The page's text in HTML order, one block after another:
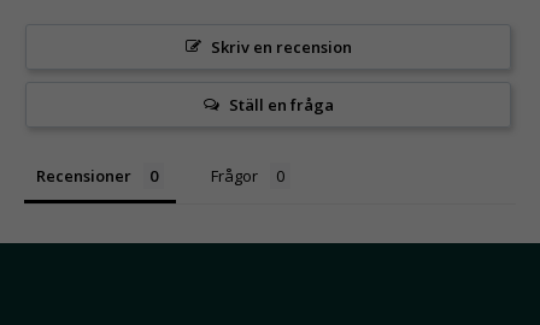
Skriv en recension
Ställ en fråga
Recensioner Frågor